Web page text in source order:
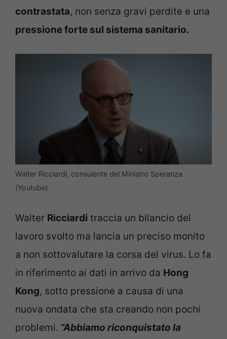
contrastata, non senza gravi perdite e una
pressione forte sul sistema sanitario.
Walter Ricciardi, consulente del Ministro Speranza
(Youtube)
Walter Ricciardi traccia un bilancio del
lavoro svolto ma lancia un preciso monito
a non sottovalutare la corsa del virus. Lo fa
in riferimento ai dati in arrivo da Hong
Kong, sotto pressione a causa di una
nuova ondata che sta creando non pochi
problemi. “Abbiamo riconquistato la